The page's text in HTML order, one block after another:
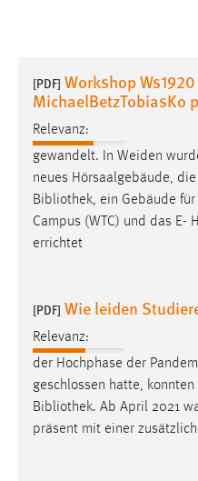
[PDF] Workshop
MichaelBetzTobiasKo
Relevanz:
gewandelt. In Weiden
neues Hörsaalgebäude,
Bibliothek, ein Gebäude
Campus (WTC) und das E-
errichtet
[PDF] Wie leiden
Relevanz:
der Hochphase der
geschlossen hatte,
Bibliothek. Ab April 2021
präsent mit einer
Performance
Name:
staticfilecache
Zweck:
Für performante
gespeichert, ob man
Sprachpräferenz
site-language-preference
Zweck:
Das Cookie speichert die
Cookie Laufzeit: